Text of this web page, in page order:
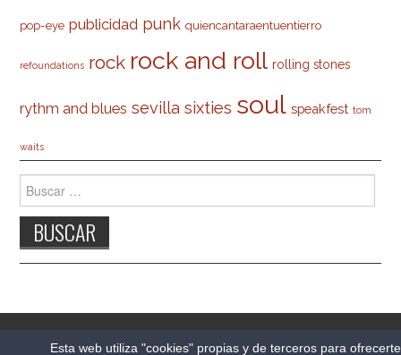
pop-eye publicidad punk quiencantaraentuentierro
refoundations rock rock and roll rolling stones
rythm and blues sevilla sixties soul speakfest tom
waits
Buscar:
© 2026 CARLESO.COM. TODOS LOS DERECHOS
Esta web utiliza "cookies" propias y de terceros para